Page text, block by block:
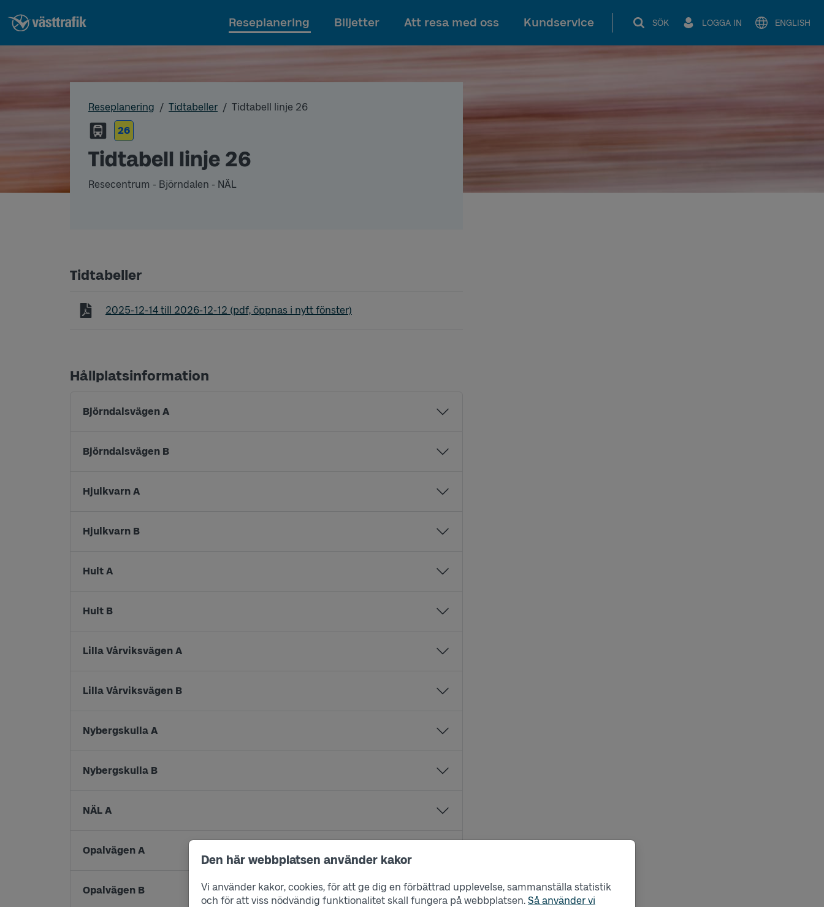
Den här webbplatsen använder kakor
Vi använder kakor, cookies, för att ge dig en förbättrad upplevelse, sammanställa statistik
och för att viss nödvändig funktionalitet skall fungera på webbplatsen. Så använder vi
Till innehållet
Reseplanering Biljetter Att resa med oss Kundservice SÖK LOGGA IN ENGLISH
Reseplanering Tidtabeller
Tidtabell linje 26
26
Tidtabell linje 26
Resecentrum - Björndalen - NÄL
Tidtabeller
Tidtabell linje 26 Resecentrum - Björndalen - NÄL
2025-12-14 till 2026-12-12 (pdf, öppnas i nytt fönster)
Hållplatsinformation
Björndalsvägen A
Björndalsvägen B
Hjulkvarn A
Hjulkvarn B
Hult A
Hult B
Lilla Vårviksvägen A
Lilla Vårviksvägen B
Nybergskulla A
Nybergskulla B
NÄL A
Opalvägen A
Opalvägen B